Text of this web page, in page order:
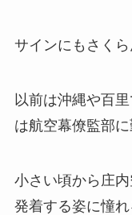
サインにもさく
以前は沖縄や百
は航空幕僚監部に
小さい頃から庄
発着する姿に憧れ